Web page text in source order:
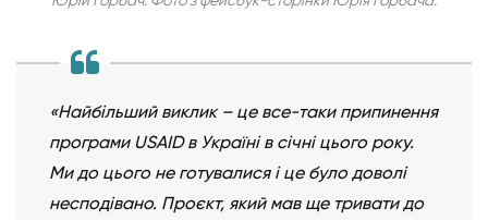
«Найбільший виклик – це все-таки припинення
програми USAID в Україні в січні цього року.
Ми до цього не готувалися і це було доволі
несподівано. Проєкт, який мав ще тривати до